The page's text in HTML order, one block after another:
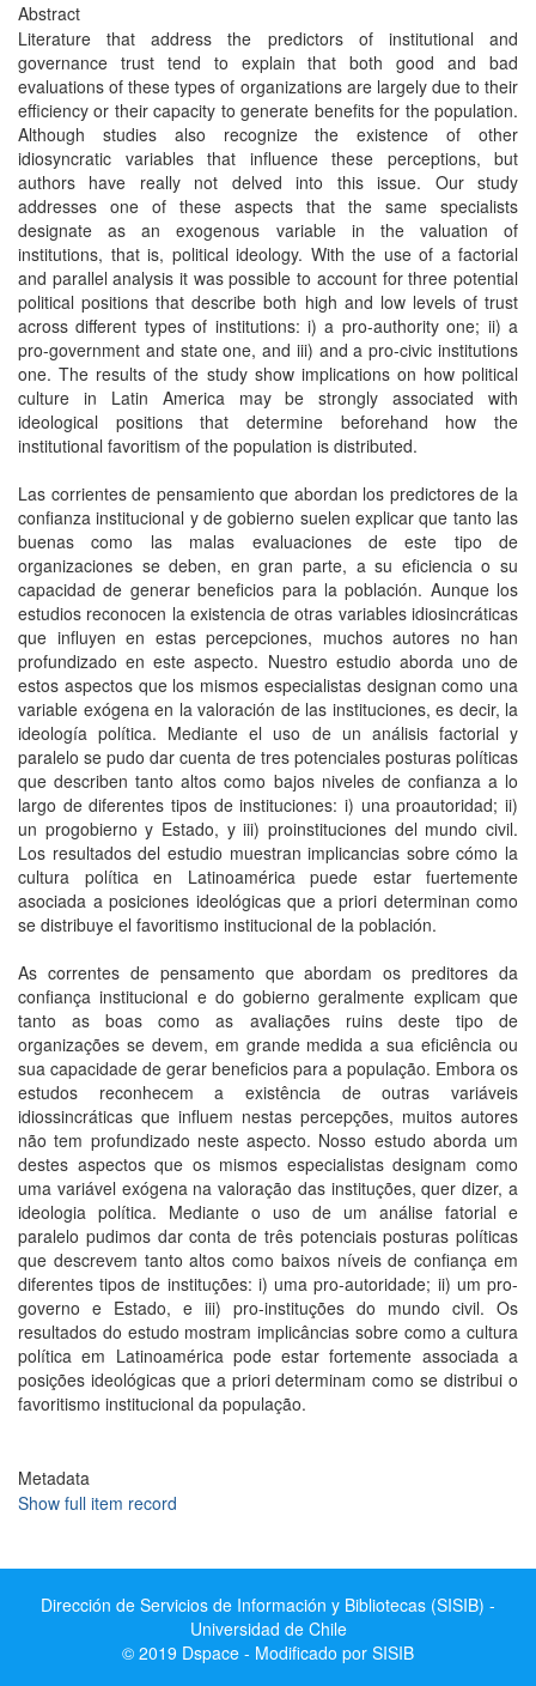
Abstract
Literature that address the predictors of institutional and
governance trust tend to explain that both good and bad
evaluations of these types of organizations are largely due to their
efficiency or their capacity to generate benefits for the population.
Although studies also recognize the existence of other
idiosyncratic variables that influence these perceptions, but
authors have really not delved into this issue. Our study
addresses one of these aspects that the same specialists
designate as an exogenous variable in the valuation of
institutions, that is, political ideology. With the use of a factorial
and parallel analysis it was possible to account for three potential
political positions that describe both high and low levels of trust
across different types of institutions: i) a pro-authority one; ii) a
pro-government and state one, and iii) and a pro-civic institutions
one. The results of the study show implications on how political
culture in Latin America may be strongly associated with
ideological positions that determine beforehand how the
institutional favoritism of the population is distributed.
Las corrientes de pensamiento que abordan los predictores de la
confianza institucional y de gobierno suelen explicar que tanto las
buenas como las malas evaluaciones de este tipo de
organizaciones se deben, en gran parte, a su eficiencia o su
capacidad de generar beneficios para la población. Aunque los
estudios reconocen la existencia de otras variables idiosincráticas
que influyen en estas percepciones, muchos autores no han
profundizado en este aspecto. Nuestro estudio aborda uno de
estos aspectos que los mismos especialistas designan como una
variable exógena en la valoración de las instituciones, es decir, la
ideología política. Mediante el uso de un análisis factorial y
paralelo se pudo dar cuenta de tres potenciales posturas políticas
que describen tanto altos como bajos niveles de confianza a lo
largo de diferentes tipos de instituciones: i) una proautoridad; ii)
un progobierno y Estado, y iii) proinstituciones del mundo civil.
Los resultados del estudio muestran implicancias sobre cómo la
cultura política en Latinoamérica puede estar fuertemente
asociada a posiciones ideológicas que a priori determinan como
se distribuye el favoritismo institucional de la población.
As correntes de pensamento que abordam os preditores da
confiança institucional e do gobierno geralmente explicam que
tanto as boas como as avaliações ruins deste tipo de
organizações se devem, em grande medida a sua eficiência ou
sua capacidade de gerar beneficios para a população. Embora os
estudos reconhecem a existência de outras variáveis
idiossincráticas que influem nestas percepções, muitos autores
não tem profundizado neste aspecto. Nosso estudo aborda um
destes aspectos que os mismos especialistas designam como
uma variável exógena na valoração das instituções, quer dizer, a
ideologia política. Mediante o uso de um análise fatorial e
paralelo pudimos dar conta de três potenciais posturas políticas
que descrevem tanto altos como baixos níveis de confiança em
diferentes tipos de instituções: i) uma pro-autoridade; ii) um pro-
governo e Estado, e iii) pro-instituções do mundo civil. Os
resultados do estudo mostram implicâncias sobre como a cultura
política em Latinoamérica pode estar fortemente associada a
posições ideológicas que a priori determinam como se distribui o
favoritismo institucional da população.
Metadata
Show full item record
Dirección de Servicios de Información y Bibliotecas (SISIB) -
Universidad de Chile
© 2019 Dspace - Modificado por SISIB